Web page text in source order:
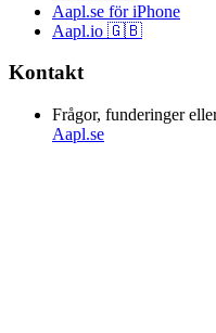
Aapl.se för iPhone
Aapl.io 🇬🇧
Kontakt
Frågor, funderinger
Aapl.se